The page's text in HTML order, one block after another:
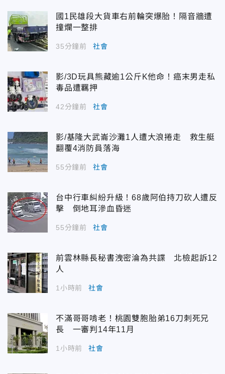
國1民雄段大貨車右前輪突爆胎！隔音牆遭
撞爛一整排
35分鐘前 社會
影/3D玩具熊藏逾1公斤K他命！癌末男走私
毒品遭羈押
42分鐘前 社會
影/基隆大武崙沙灘1人遭大浪捲走 救生艇
翻覆4消防員落海
55分鐘前 社會
台中行車糾紛升級！68歲阿伯持刀砍人遭反
擊 倒地耳滲血昏迷
55分鐘前 社會
前雲林縣長秘書洩密淪為共諜 北檢起訴12
人
1小時前 社會
不滿哥哥啃老！桃園雙胞胎弟16刀刺死兄
長 一審判14年11月
1小時前 社會